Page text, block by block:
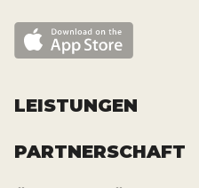
LEISTUNGEN
Baustoffe kaufen
PARTNERSCHAFT